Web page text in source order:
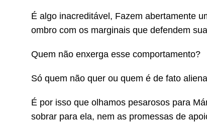
É algo inacreditável, Fazem abertamente
ombro com os marginais que defendem
Quem não enxerga esse comportamento?
Só quem não quer ou quem é de fato
É por isso que olhamos pesarosos para
sobrar para ela, nem as promessas de